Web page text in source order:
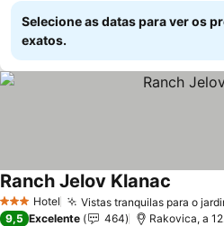
Selecione as datas para ver os
exatos.
3 EstrelasHotel Vistas tranquilas para o
Ranch Jelov Klanac
9,5 Excelente 464 Rakovica, a